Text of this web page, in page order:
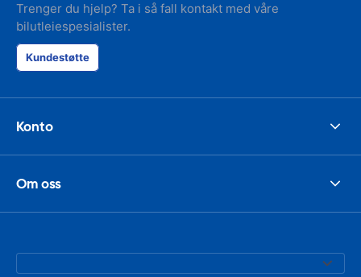
Trenger du hjelp? Ta i så fall kontakt med våre
bilutleiespesialister.
Kundestøtte
Konto
Om oss